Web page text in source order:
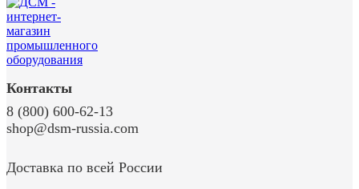
Контакты
8 (800) 600-62-13
shop@dsm-russia.com
Доставка по всей России